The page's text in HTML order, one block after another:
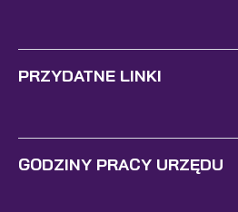
PRZYDATNE LINKI
GODZINY PRACY URZĘDU